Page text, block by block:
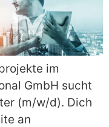
im
GmbH sucht
(m/w/d). Dich
an